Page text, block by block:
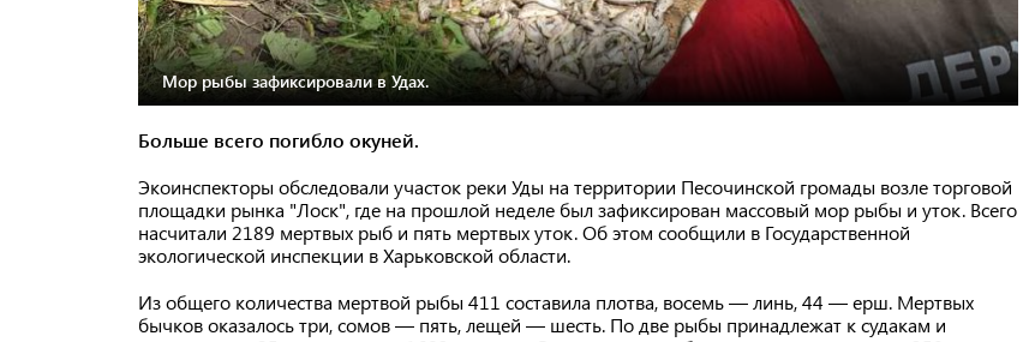
Мор рыбы зафиксировали в Удах.
Больше всего погибло окуней.
Экоинспекторы обследовали участок реки Уды на территории Песочинской громады возле торговой
площадки рынка "Лоск", где на прошлой неделе был зафиксирован массовый мор рыбы и уток. Всего
насчитали 2189 мертвых рыб и пять мертвых уток. Об этом сообщили в Государственной
экологической инспекции в Харьковской области.
Из общего количества мертвой рыбы 411 составила плотва, восемь — линь, 44 — ерш. Мертвых
бычков оказалось три, сомов — пять, лещей — шесть. По две рыбы принадлежат к судакам и